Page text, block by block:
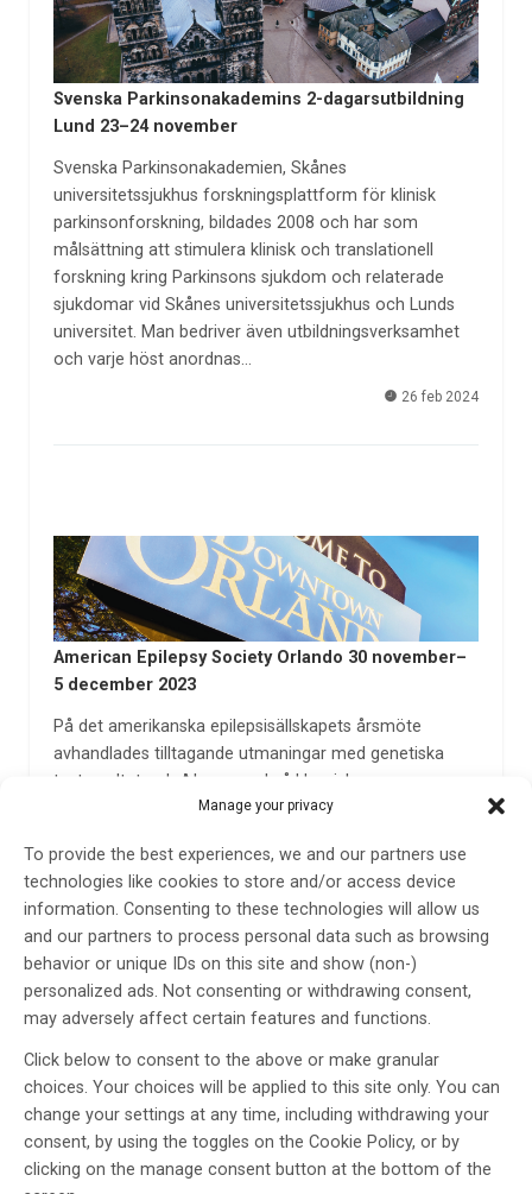
Manage your privacy
To provide the best experiences, we and our partners use
technologies like cookies to store and/or access device
information. Consenting to these technologies will allow us
and our partners to process personal data such as browsing
behavior or unique IDs on this site and show (non-)
personalized ads. Not consenting or withdrawing consent,
may adversely affect certain features and functions.
Click below to consent to the above or make granular
choices. Your choices will be applied to this site only. You can
change your settings at any time, including withdrawing your
consent, by using the toggles on the Cookie Policy, or by
clicking on the manage consent button at the bottom of the
Svenska Parkinsonakademins 2-dagarsutbildning
Lund 23–24 november
Svenska Parkinsonakademien, Skånes
universitetssjukhus forskningsplattform för klinisk
parkinsonforskning, bildades 2008 och har som
målsättning att stimulera klinisk och translationell
forskning kring Parkinsons sjukdom och relaterade
sjukdomar vid Skånes universitetssjukhus och Lunds
universitet. Man bedriver även utbildningsverksamhet
och varje höst anordnas…
26 feb 2024
American Epilepsy Society Orlando 30 november–
5 december 2023
På det amerikanska epilepsisällskapets årsmöte
avhandlades tilltagande utmaningar med genetiska
testresultat och AI, men också klassisk
läkemedelsbehandling och epilepsikirurgi. Johan
bidrar med denna sammanfattning.
26 feb 2024
The International Congress of Parkinson’s Disease
and Movement Disorders MDS